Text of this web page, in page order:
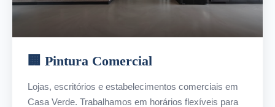
🏢 Pintura Comercial
Lojas, escritórios e estabelecimentos comerciais em
Casa Verde. Trabalhamos em horários flexíveis para